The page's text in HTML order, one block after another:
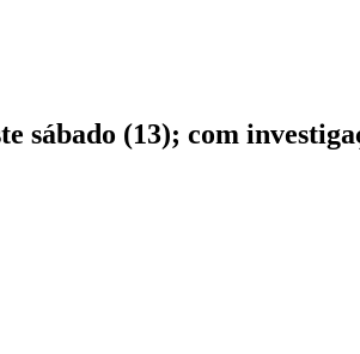
sábado (13); com